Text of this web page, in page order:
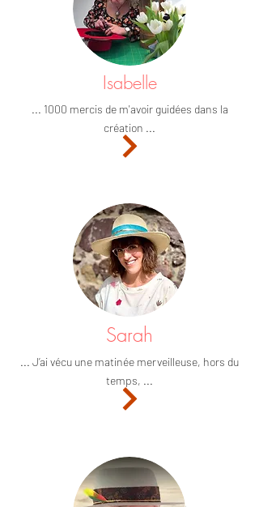
Isabelle
... 1000 mercis de m'avoir guidées dans la
création ...
Sarah
... J’ai vécu une matinée merveilleuse, hors du
temps, ...